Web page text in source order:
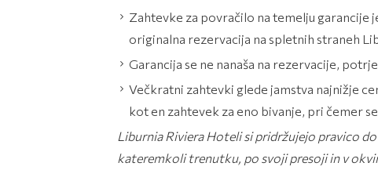
Zahtevke za povračilo na temelju garancije
originalna rezervacija na spletnih straneh
Garancija se ne nanaša na rezervacije,
Večkratni zahtevki glede jamstva najnižje
kot en zahtevek za eno bivanje, pri čemer
Liburnia Riviera Hoteli si pridržujejo pravico
kateremkoli trenutku, po svoji presoji in v